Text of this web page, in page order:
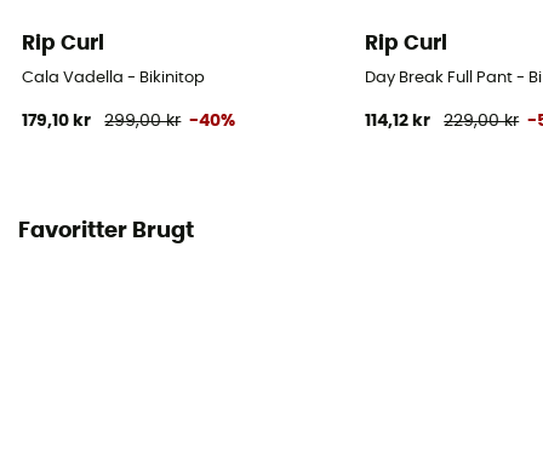
Rip Curl
Cala Vadella - Bikinitop
179,10 kr 299,00 kr -40%
Rip Curl
Day Break Full Pant -
114,12 kr 229,00 kr -
Favoritter Brugt